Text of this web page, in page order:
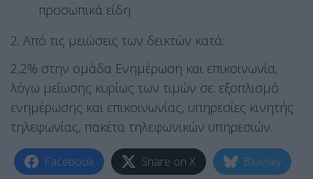
προσωπικά είδη
2. Από τις μειώσεις των δεικτών κατά:
2,2% στην ομάδα Ενημέρωση και επικοινωνία,
λόγω μείωσης κυρίως των τιμών σε: εξοπλισμό
ενημέρωσης και επικοινωνίας, υπηρεσίες κινητής
τηλεφωνίας, πακέτα τηλεφωνικών υπηρεσιών.
Facebook Share on X Bluesky